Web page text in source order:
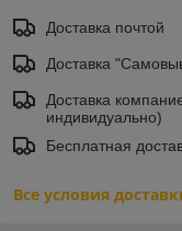
Доставка почтой
Доставка
Доставка
индивидуально)
Бесплатная
Все условия